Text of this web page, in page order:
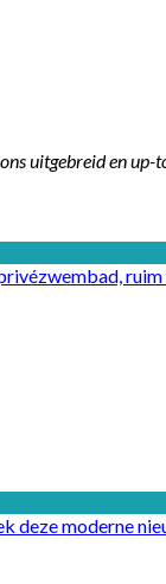
uitgebreid en
ruim
moderne